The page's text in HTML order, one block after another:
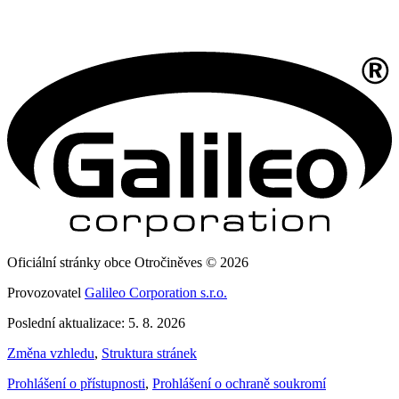
Oficiální stránky obce Otročiněves © 2026
Provozovatel Galileo Corporation s.r.o.
Poslední aktualizace: 5. 8. 2026
Změna vzhledu, Struktura stránek
Prohlášení o přístupnosti, Prohlášení o ochraně soukromí